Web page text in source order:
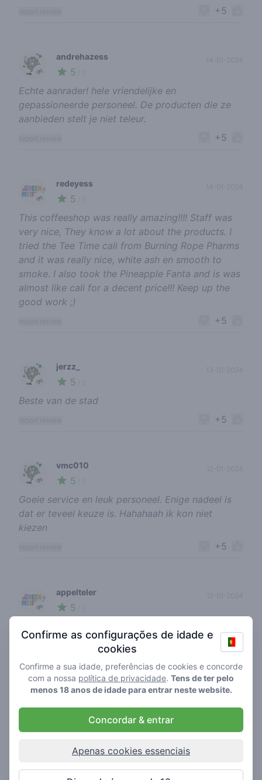
+5
🌱
andrehazess
5
Echte aanrader! hele vriendelijke en
gepassioneerde personeel. De producten die ze
aanbieden stelt je niet teleur.
+5
🌱
redeyess
5
This coffeeshop was really amazing!!!! Staff was
very nice, They know a lot about the products. I
tried the Tee Time cali from Burning Rope Pharms
and it was really nice, white ash en smooth to
smoke. I also took the Pineapple Fanta and is was
almost like cali for a decent price!!! Keep up the
good work ;)
+5
🌱
jerzz_
5
13-01-2024
Beste van de stad
+5
🌱
vmc010
5
Goeie service en leuk personeel. Enige nadeel is
dat er teveel keuze is. Hahahaah ik kon niet
kiezen
+5
🌱
appelteler
5
witsoortjes, sterke haze en super cali strains! Ook
voor de hasj op de juiste plek.
+5
🍃
roffarecensent
5
Gratis pakje tips bij gekregen en de wiet komt in
een mooi doosje. Pinnen is mogelijk en er is goed
Confirme as configurações de idade e
cookies
Confirme a sua idade, preferências de cookies e concorde
com a nossa política de privacidade. Tens de ter pelo
menos 18 anos de idade para entrar neste website.
Concordar & entrar
Apenas cookies essenciais